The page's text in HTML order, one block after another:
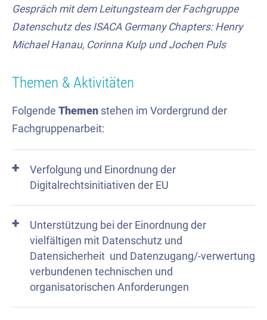
Gespräch mit dem Leitungsteam der Fachgruppe
Datenschutz des ISACA Germany Chapters: Henry
Michael Hanau, Corinna Kulp und Jochen Puls
Themen & Aktivitäten
Folgende Themen stehen im Vordergrund der
Fachgruppenarbeit:
Verfolgung und Einordnung der
Digitalrechtsinitiativen der EU​
Unterstützung bei der Einordnung der
vielfältigen mit Datenschutz und
Datensicherheit und Datenzugang/-verwertung
verbundenen technischen und
organisatorischen Anforderungen